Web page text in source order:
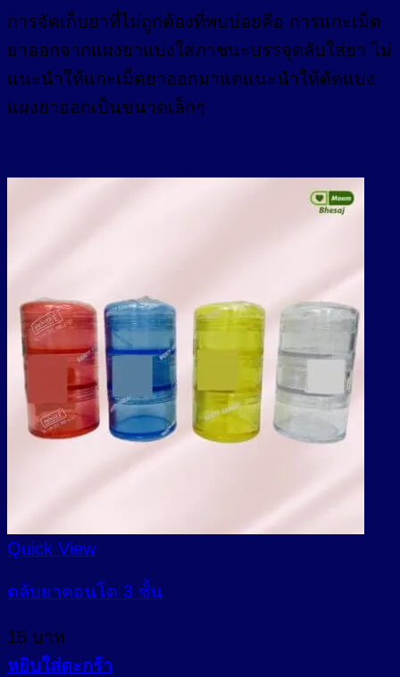
การจัดเก็บยาที่ไม่ถูกต้องที่พบบ่อยคือ การแกะเม็ด
ยาออกจากแผงยาแบ่งใส่ภาชนะบรรจุตลับใส่ยา ไม่
แนะนำให้แกะเม็ดยาออกมาแต่แนะนำให้ตัดแบ่ง
แผงยาออกเป็นขนาดเล็กๆ
Quick View
ตลับยาคอนโด 3 ชั้น
15 บาท
หยิบใส่ตะกร้า